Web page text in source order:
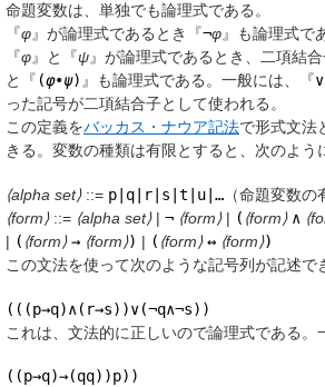
命題変数は、単独でも論理式である。
『φ』が論理式であるとき『¬φ』も論理式で
『φ』と『ψ』が論理式であるとき、二項結
と『 (φ•ψ) 』も論理式である。一般には、『∨
った記号が二項結合子として使われる。
この定義をバッカス・ナウア記法で形式文法
きる。変数の種類は有限とすると、次のよう
⟨alpha set⟩::= p|q|r|s|t|u|… （命題変数の
⟨form⟩::= ⟨alpha set⟩| ¬ ⟨form⟩| ( ⟨form⟩ ∧
| ( ⟨form⟩ → ⟨form⟩) | ( ⟨form⟩ ↔ ⟨form⟩)
この文法を使って次のような記号列が記述で
(((p→q)∧(r→s))∨(¬q∧¬s))
これは、文法的に正しいので論理式である。
((p→q)→(qq))p))